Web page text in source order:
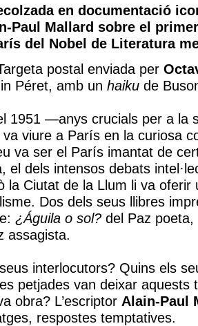
en documentació
Paul Mallard sobre el
del Nobel de Literatura
postal enviada per
Péret, amb un haiku de
1951 —anys crucials per a la
va viure a París en la curiosa
va ser el París imantat de
el dels intensos debats
la Ciutat de la Llum li va oferir
Dos dels seus llibres
¿Águila o sol? del Paz
assagista.
interlocutors? Quins els
petjades van deixar aquests
obra? L’escriptor Alain-Paul
respostes temptatives.